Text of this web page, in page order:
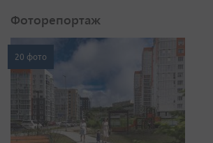
Фоторепортаж
20 фото